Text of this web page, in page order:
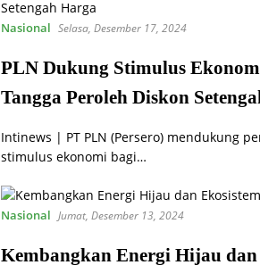
Nasional Selasa, Desember 17, 2024
PLN Dukung Stimulus
Tangga Peroleh Diskon
Intinews | PT PLN (Persero) mendukung
stimulus ekonomi bagi…
Nasional Jumat, Desember 13, 2024
Kembangkan Energi Hijau